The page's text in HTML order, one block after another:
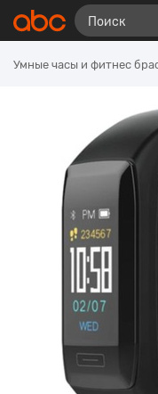
Умные часы и фитнес